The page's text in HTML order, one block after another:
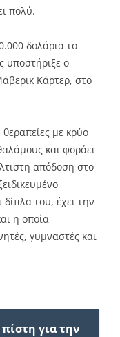
πολύ.
δολάρια το
υποστήριξε ο
Κάρτερ, στο
με κρύο
και φοράει
απόδοση στο
του, έχει την
η οποία
γυμναστές και
για την